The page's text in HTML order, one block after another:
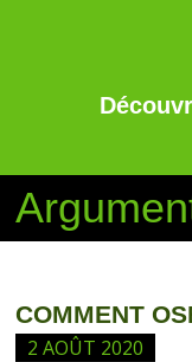
COMMENT
2 AOÛT 2020